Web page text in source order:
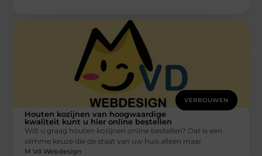
VERBOUWEN
Houten kozijnen van hoogwaardige
kwaliteit kunt u hier online bestellen
Wilt u graag houten kozijnen online bestellen? Dat is een
slimme keuze die de staat van uw huis alleen maar
M Vd Webdesign